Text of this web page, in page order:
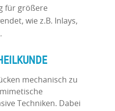
für größere
wie z.B. Inlays,
mechanisch zu
Techniken. Dabei